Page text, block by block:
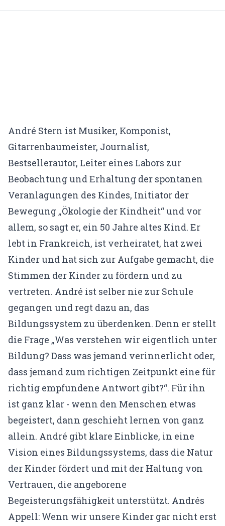
Traumatherapie (DeGPT)
Narrative
Traumasensibles Coaching
Du bist nicht kaputt (Aufzeichnung)
ÜBER UNS
Gründerin & Denkfabrik
Unser Team
Unsere Partner
Karriere
🗓️ Alle Veranstaltungen
EMDR Live Webinar
Supervision
📝 Blog
KONTO
Mein Konto
Expertenfinder-Profil
André Stern ist Musiker, Komponist,
Gitarrenbaumeister, Journalist,
Bestsellerautor, Leiter eines Labors zur
Beobachtung und Erhaltung der spontanen
Veranlagungen des Kindes, Initiator der
Bewegung „Ökologie der Kindheit“ und vor
allem, so sagt er, ein 50 Jahre altes Kind. Er
lebt in Frankreich, ist verheiratet, hat zwei
Kinder und hat sich zur Aufgabe gemacht, die
Stimmen der Kinder zu fördern und zu
vertreten. André ist selber nie zur Schule
gegangen und regt dazu an, das
Bildungssystem zu überdenken. Denn er stellt
die Frage „Was verstehen wir eigentlich unter
Bildung? Dass was jemand verinnerlicht oder,
dass jemand zum richtigen Zeitpunkt eine für
richtig empfundene Antwort gibt?“. Für ihn
ist ganz klar - wenn den Menschen etwas
begeistert, dann geschieht lernen von ganz
allein. André gibt klare Einblicke, in eine
Vision eines Bildungssystems, dass die Natur
der Kinder fördert und mit der Haltung von
Vertrauen, die angeborene
Begeisterungsfähigkeit unterstützt. Andrés
Appell: Wenn wir unsere Kinder gar nicht erst